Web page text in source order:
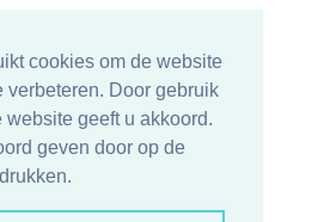
cookies om de website
verbeteren. Door gebruik
geeft u akkoord.
geven door op de